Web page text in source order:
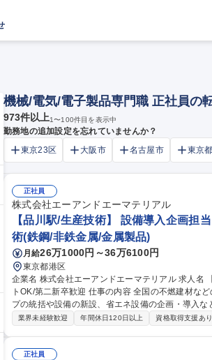
機械/電気/電子製品専門職 正社員の
973件以上1〜100件目を表示中
勤務地の追加設定を忘れていませんか？
東京23区
大阪市 名古屋市 東京都
正社員
株式会社エーアンドエーマテリアル
【品川駅/生産技術】 設備導入企画担
術(鉄鋼/非鉄金属/金属製品)
月給26万1000円～36万6100円
東京都港区
企業名 株式会社エーアンドエーマテリアル 求人名 【品川駅/生産技術】◆設備導入企画担当◆年休127日/リモー
トOK/第二新卒歓迎 仕事の内容 全国の不燃建材などの生産工場で設備保全・生産管理等を行っている生産グルー
プの統括や設備の新設、省エネ設備の企画・導入など
的には】工事や設備リニューアルの審査・稟議対
◆設備導入企画担当◆年休127日/リモートOK/第二新
業界未経験歓迎 年間休日120日以上 資格取得支援あり
正社員